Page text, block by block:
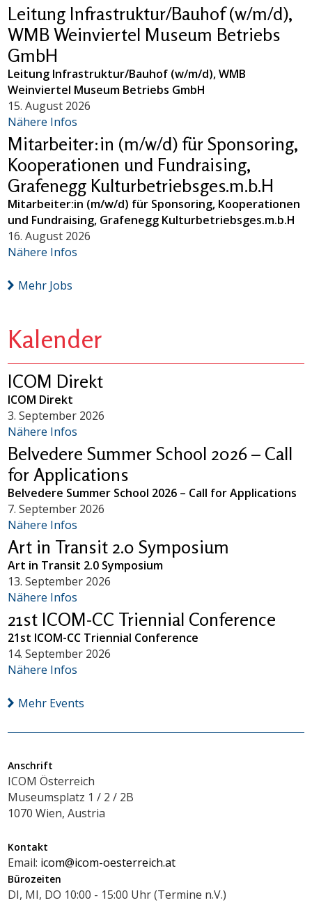
Leitung Infrastruktur/Bauhof (w/m/d),
WMB Weinviertel Museum Betriebs
GmbH
Leitung Infrastruktur/Bauhof (w/m/d), WMB
Weinviertel Museum Betriebs GmbH
15. August 2026
Nähere Infos
Mitarbeiter:in (m/w/d) für Sponsoring,
Kooperationen und Fundraising,
Grafenegg Kulturbetriebsges.m.b.H
Mitarbeiter:in (m/w/d) für Sponsoring, Kooperationen
und Fundraising, Grafenegg Kulturbetriebsges.m.b.H
16. August 2026
Nähere Infos
Mehr Jobs
Kalender
ICOM Direkt
ICOM Direkt
3. September 2026
Nähere Infos
Belvedere Summer School 2026 – Call
for Applications
Belvedere Summer School 2026 – Call for Applications
7. September 2026
Nähere Infos
Art in Transit 2.0 Symposium
Art in Transit 2.0 Symposium
13. September 2026
Nähere Infos
21st ICOM-CC Triennial Conference
21st ICOM-CC Triennial Conference
14. September 2026
Nähere Infos
Mehr Events
Anschrift
ICOM Österreich
Museumsplatz 1 / 2 / 2B
1070 Wien, Austria
Kontakt
Email: icom@icom-oesterreich.at
Bürozeiten
DI, MI, DO 10:00 - 15:00 Uhr (Termine n.V.)